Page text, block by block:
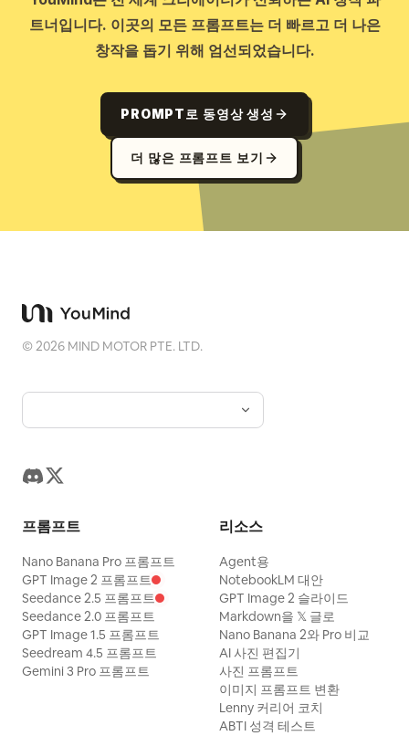
트너입니다. 이곳의 모든 프롬프트는 더 빠르고 더 나은
창작을 돕기 위해 엄선되었습니다.
PROMPT로 동영상 생성
더 많은 프롬프트 보기
©2026 MIND MOTOR PTE. LTD.
프롬프트
Nano Banana Pro 프롬프트
GPT Image 2 프롬프트
Seedance 2.5 프롬프트
Seedance 2.0 프롬프트
GPT Image 1.5 프롬프트
Seedream 4.5 프롬프트
Gemini 3 Pro 프롬프트
리소스
Agent용
NotebookLM 대안
GPT Image 2 슬라이드
Markdown을 𝕏 글로
Nano Banana 2와 Pro 비교
AI 사진 편집기
사진 프롬프트
이미지 프롬프트 변환
Lenny 커리어 코치
ABTI 성격 테스트